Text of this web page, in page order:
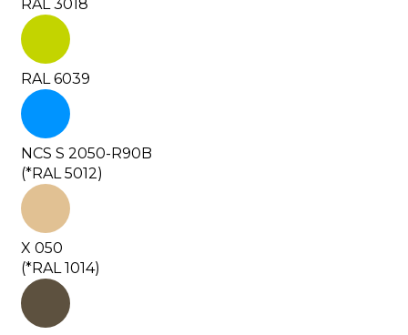
RAL 3018
RAL 6039
NCS S 2050-R90B
(*RAL 5012)
X 050
(*RAL 1014)